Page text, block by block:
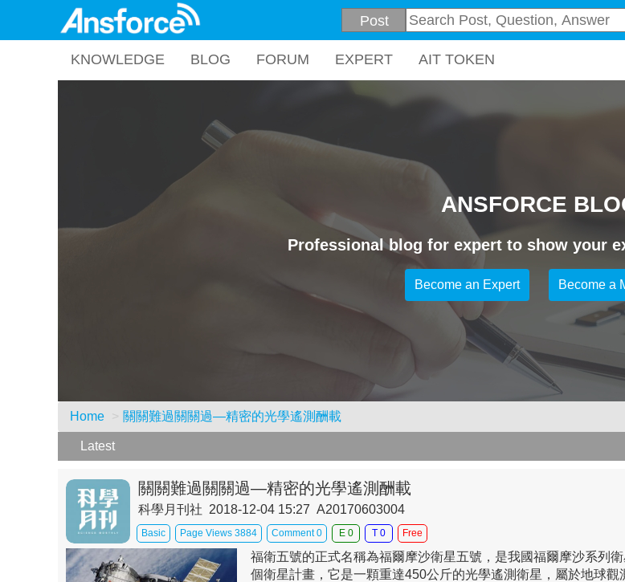
KNOWLEDGE BLOG FORUM EXPERT AIT TOKEN
ANSFORCE
Professional blog for expert to show your
Become an Expert Become a
Home 關關難過關關過—精密的光學遙測酬載
Latest
關關難過關關過—精密的光學遙測酬載
科學月刊社 2018-12-04 15:27 A20170603004
Basic Page Views 3884 Comment 0 E 0 T 0 Free
福衛五號的正式名稱為福爾摩沙衛星五號，是我國福爾摩沙系列
個衛星計畫，它是一顆重達450公斤的光學遙測衛星，屬於地球觀